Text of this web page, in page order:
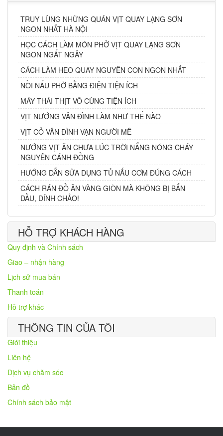
TRUY LÙNG NHỮNG QUÁN VỊT QUAY LẠNG SƠN
NGON NHẤT HÀ NỘI
HỌC CÁCH LÀM MÓN PHỞ VỊT QUAY LẠNG SƠN
NGON NGẤT NGÂY
CÁCH LÀM HEO QUAY NGUYÊN CON NGON NHẤT
NỒI NẤU PHỞ BẰNG ĐIỆN TIỆN ÍCH
MÁY THÁI THỊT VÔ CÙNG TIỆN ÍCH
VỊT NƯỚNG VÂN ĐÌNH LÀM NHƯ THẾ NÀO
VỊT CỎ VÂN ĐÌNH VẠN NGƯỜI MÊ
NƯỚNG VỊT ĂN CHƯA LÚC TRỜI NẮNG NÓNG CHÁY
NGUYÊN CÁNH ĐỒNG
HƯỚNG DẪN SỬA DỤNG TỦ NẤU CƠM ĐÚNG CÁCH
CÁCH RÁN ĐỒ ĂN VÀNG GIÒN MÀ KHÔNG BỊ BẮN
DẦU, DÍNH CHẢO!
HỖ TRỢ KHÁCH HÀNG
Quy định và Chính sách
Giao – nhận hàng
Lịch sử mua bán
Thanh toán
Hỗ trợ khác
THÔNG TIN CỦA TÔI
Giới thiệu
Liên hệ
Dịch vụ chăm sóc
Bản đồ
Chính sách bảo mật